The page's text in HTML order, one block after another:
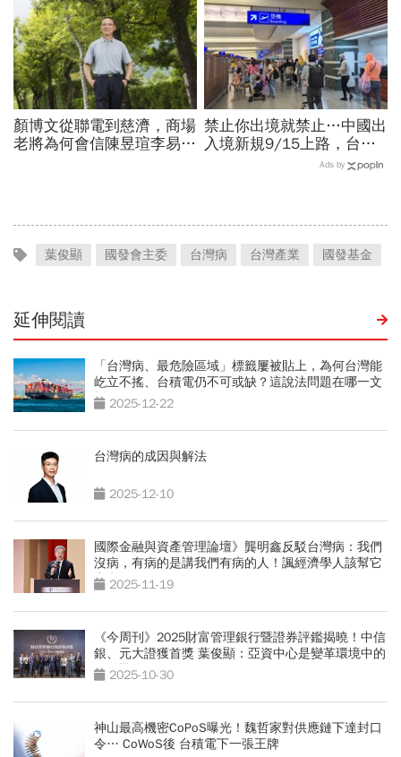
顏博文從聯電到慈濟，商場
老將為何會信陳昱瑄李易
禁止你出境就禁止…中國出
入境新規9/15上路，台灣
人小心「有去無回」？4種
Ads by
葉俊顯 國發會主委 台灣病 台灣產業 國發基金
延伸閱讀
「台灣病、最危險區域」標籤屢被貼上，為何台灣能
屹立不搖、台積電仍不可或缺？這說法問題在哪一文
拆解2025-12-22
台灣病的成因與解法
2025-12-10
國際金融與資產管理論壇》龔明鑫反駁台灣病：我們
沒病，有病的是講我們有病的人！諷經濟學人該幫它
出意見
2025-11-19
《今周刊》2025財富管理銀行暨證券評鑑揭曉！中信
銀、元大證獲首獎 葉俊顯：亞資中心是變革環境中的
關鍵戰略
2025-10-30
神山最高機密CoPoS曝光！魏哲家對供應鏈下達封口
令… CoWoS後 台積電下一張王牌